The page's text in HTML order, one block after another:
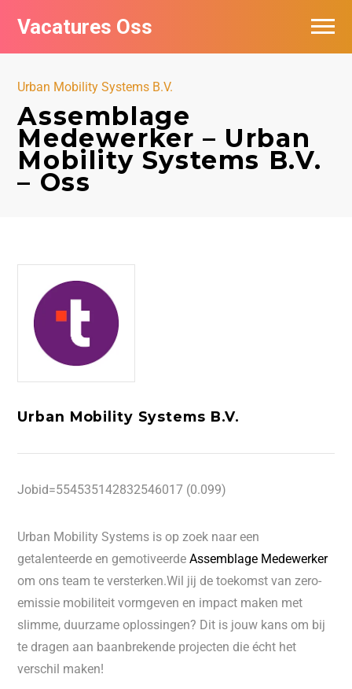
Vacatures Oss
Urban Mobility Systems B.V.
Assemblage
Medewerker – Urban
Mobility Systems B.V.
– Oss
Urban Mobility Systems B.V.
Jobid=554535142832546017 (0.099)
Urban Mobility Systems is op zoek naar een
getalenteerde en gemotiveerdeAssemblage Medewerker
om ons team te versterken.Wil jij de toekomst van zero-
emissie mobiliteit vormgeven en impact maken met
slimme, duurzame oplossingen? Dit is jouw kans om bij
te dragen aan baanbrekende projecten die écht het
verschil maken!